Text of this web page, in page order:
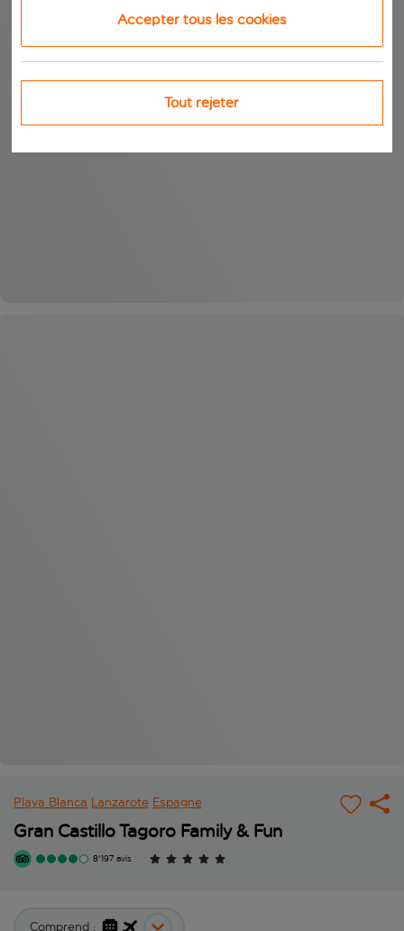
Playa Blanca Lanzarote Espagne
Gran Castillo Tagoro Family & Fun
8'197 avis
Comprend :
Accepter tous les cookies
Tout rejeter